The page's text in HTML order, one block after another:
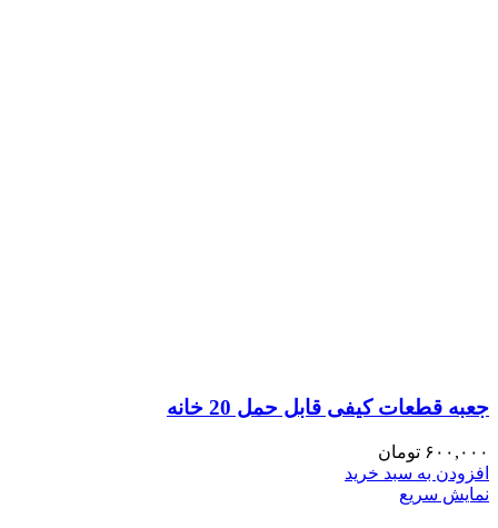
جعبه قطعات کیفی قابل حمل 20 خانه
۶۰۰,۰۰۰ تومان
افزودن به سبد خرید
نمایش سریع